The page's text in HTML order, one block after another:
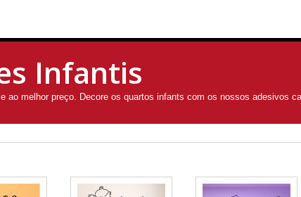
Infantis
ao melhor preço. Decore os quartos infants com os nossos adesivos